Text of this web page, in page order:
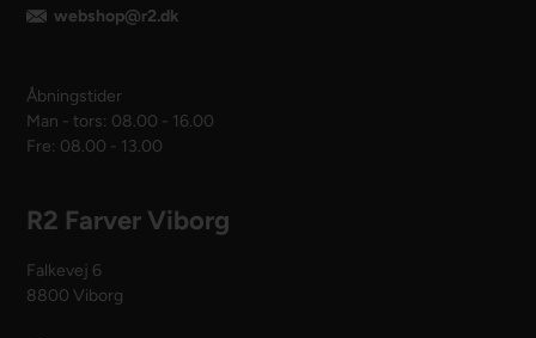
webshop@r2.dk
Åbningstider
Man - tors: 08.00 - 16.00
Fre: 08.00 - 13.00
R2 Farver Viborg
Falkevej 6
8800 Viborg